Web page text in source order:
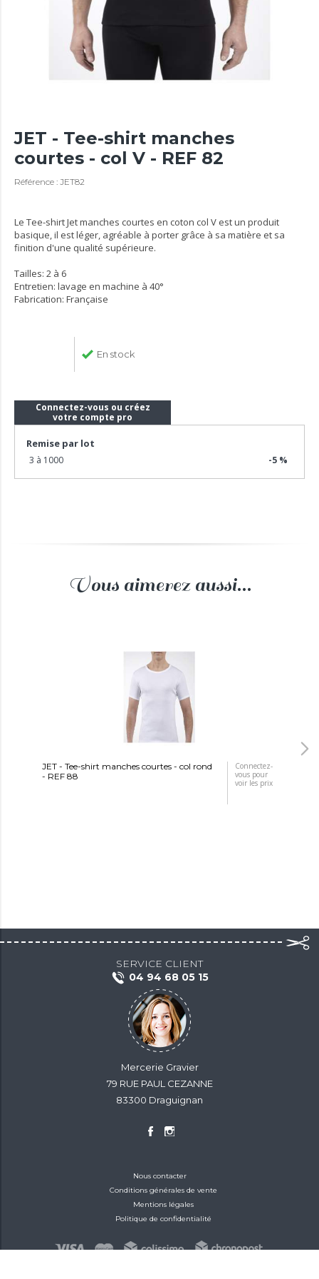
JET - Tee-shirt manches
courtes - col V - REF 82
Référence : JET82
Le Tee-shirt Jet manches courtes en coton col V est un produit
basique, il est léger, agréable à porter grâce à sa matière et sa
finition d'une qualité supérieure.
Tailles: 2 à 6
Entretien: lavage en machine à 40°
Fabrication: Française
En stock
Connectez-vous ou créez
votre compte pro
Remise par lot
3 à 1000 -5 %
Vous aimerez aussi...
JET - Tee-shirt manches courtes - col rond
- REF 88
Connectez-
vous pour
voir les prix
SERVICE CLIENT
04 94 68 05 15
Mercerie Gravier
79 RUE PAUL CEZANNE
83300 Draguignan
Nous contacter
Conditions générales de vente
Mentions légales
Politique de confidentialité